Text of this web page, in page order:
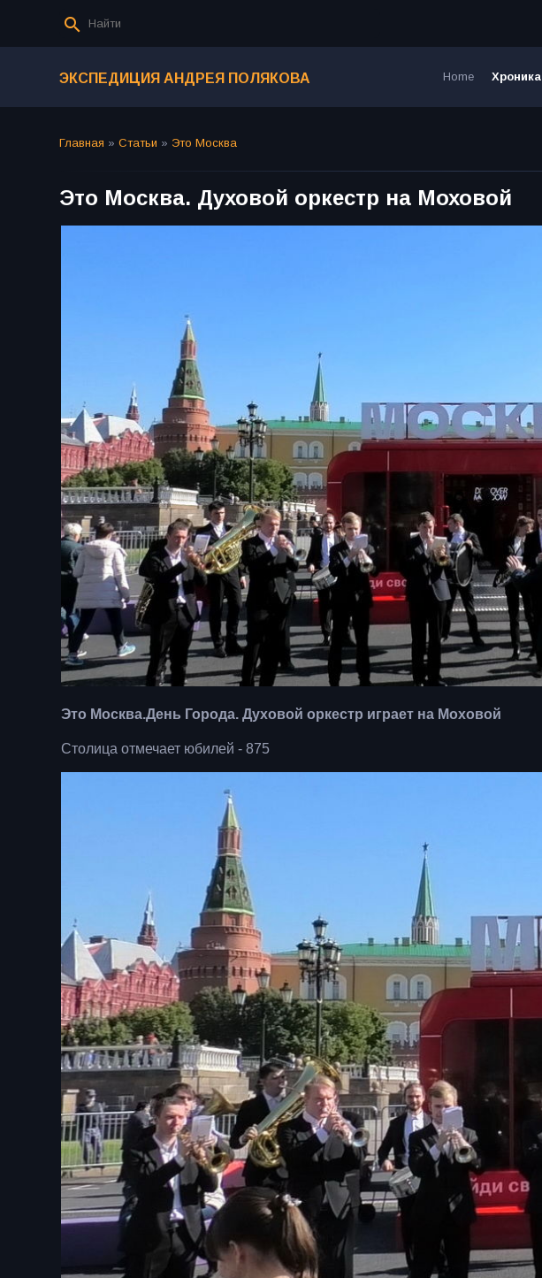
ЭКСПЕДИЦИЯ АНДРЕЯ ПОЛЯКОВА Home Хроника
Главная » Статьи » Это Москва
Это Москва. Духовой оркестр на Моховой
Это Москва.День Города. Духовой оркестр играет на Моховой
Столица отмечает юбилей - 875